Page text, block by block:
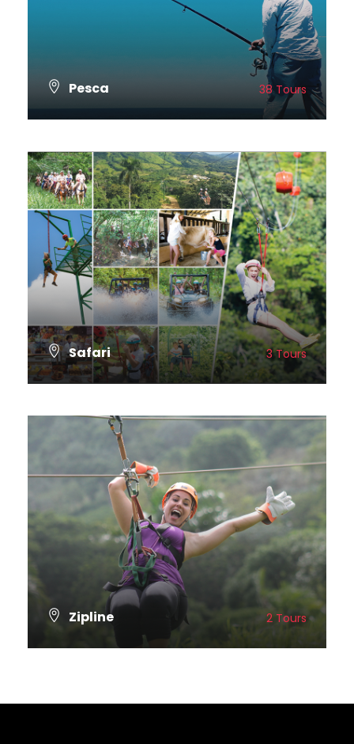
Pesca 38 Tours
Safari 3 Tours
Zipline 2 Tours